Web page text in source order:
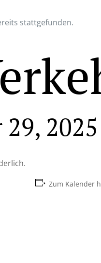
stattgefunden.
29,
Zum Kalender